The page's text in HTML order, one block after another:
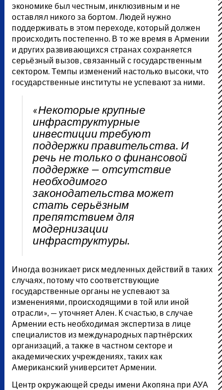
экономике был честным, инклюзивным и не
оставлял никого за бортом. Людей нужно
поддерживать в этом переходе, который должен
происходить постепенно. В то же время в Армении
и других развивающихся странах сохраняется
серьёзный вызов, связанный с государственным
сектором. Темпы изменений настолько высоки, что
государственные институты не успевают за ними.
«Некоторые крупные
инфраструктурные
инвестиции требуют
поддержки правительства. И
речь не только о финансовой
поддержке — отсутствие
необходимого
законодательства может
стать серьёзным
препятствием для
модернизации
инфраструктуры.
Иногда возникает риск медленных действий в таких
случаях, потому что соответствующие
государственные органы не успевают за
изменениями, происходящими в той или иной
отрасли», — уточняет Ален. К счастью, в случае
Армении есть необходимая экспертиза в лице
специалистов из международных партнёрских
организаций, а также в частном секторе и
академических учреждениях, таких как
Американский университет Армении.
Центр окружающей среды имени Акопяна при АУА